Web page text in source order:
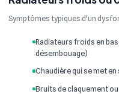
Symptômes typiques d'un
Radiateurs froids en
désembouage)
Chaudière qui se met
Bruits de claquement